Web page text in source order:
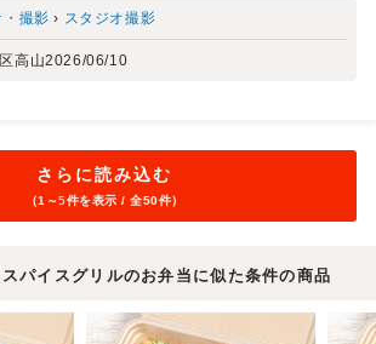
・撮影 › スタジオ撮影
高山2026/06/10
さらに読み込む
（1～5件を表示 / 全50件）
パイスグリルのお弁当に似た条件の商品